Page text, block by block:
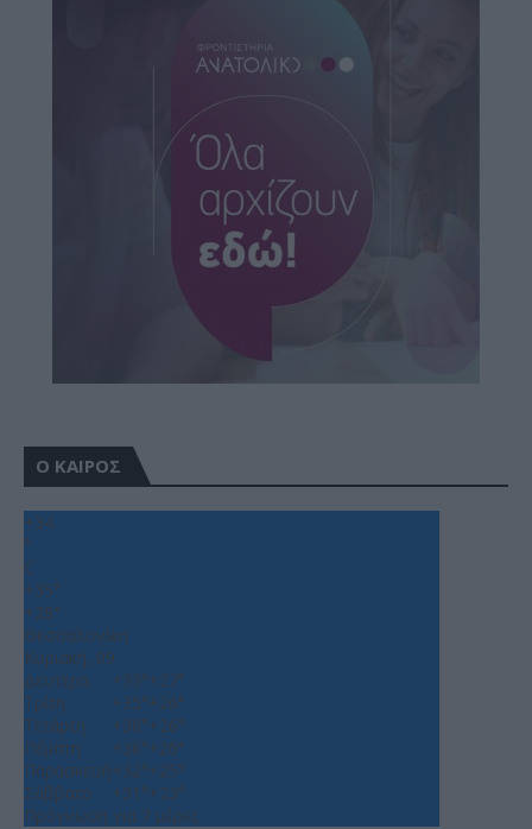
Ο ΚΑΙΡΟΣ
+34
°
C
+35°
+28°
Θεσσαλονίκη
Κυριακή, 09
Δευτέρα
+33°+27°
Τρίτη
+35°+26°
Τετάρτη
+38°+26°
Πέμπτη
+36°+26°
Παρασκευή+32°+25°
Σάββατο
+31°+23°
Πρόγνωση για 7 μέρες